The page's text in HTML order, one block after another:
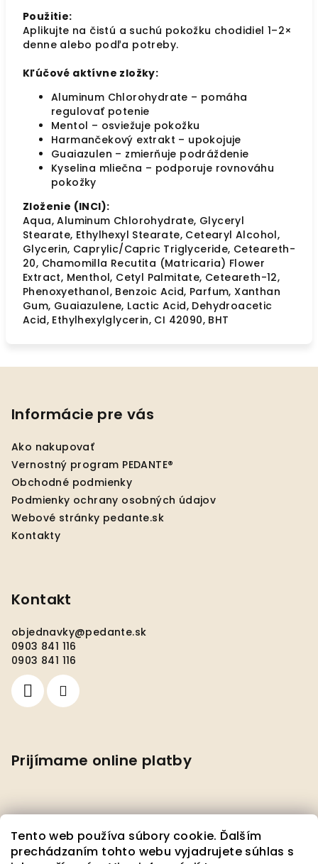
Tento web používa súbory cookie. Ďalším
prechádzaním tohto webu vyjadrujete súhlas s
Použitie:
Aplikujte na čistú a suchú pokožku chodidiel 1–2×
denne alebo podľa potreby.
Kľúčové aktívne zložky:
Aluminum Chlorohydrate – pomáha
regulovať potenie
Mentol – osviežuje pokožku
Harmančekový extrakt – upokojuje
Guaiazulen – zmierňuje podráždenie
Kyselina mliečna – podporuje rovnováhu
pokožky
Zloženie (INCI):
Aqua, Aluminum Chlorohydrate, Glyceryl
Stearate, Ethylhexyl Stearate, Cetearyl Alcohol,
Glycerin, Caprylic/Capric Triglyceride, Ceteareth-
20, Chamomilla Recutita (Matricaria) Flower
Extract, Menthol, Cetyl Palmitate, Ceteareth-12,
Phenoxyethanol, Benzoic Acid, Parfum, Xanthan
Gum, Guaiazulene, Lactic Acid, Dehydroacetic
Acid, Ethylhexylglycerin, CI 42090, BHT
Informácie pre vás
Ako nakupovať
Vernostný program PEDANTE®
Obchodné podmienky
Podmienky ochrany osobných údajov
Webové stránky pedante.sk
Kontakty
Kontakt
objednavky@pedante.sk
0903 841 116
0903 841 116
Prijímame online platby